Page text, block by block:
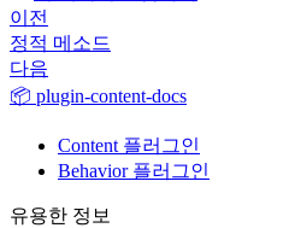
이전
정적 메소드
다음
📦 plugin-content-docs
Content 플러그인
Behavior 플러그인
유용한 정보